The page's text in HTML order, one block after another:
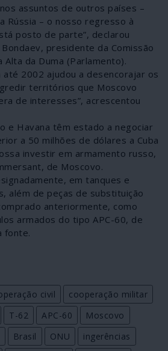
assuntos de outros países –
Rússia – o nosso regresso à
posto de parte”, declarou
presidente da Comissão
Alta da Duma (Parlamento).
até 2002 ajudou a desencorajar os
territórios que Moscovo
de interesses”, acrescentou
e Havana têm estado a negociar
a 50 milhões de dólares a Cuba
investir em armamento russo,
de Moscovo.
em tanques e
além de peças de substituição
anteriormente, como
armados do tipo APC-60, de
fonte.
civil
cooperação militar
T-62 APC-60
Moscovo
Brasil ONU
ingerências